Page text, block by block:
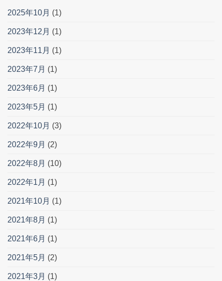
2025年10月 (1)
2023年12月 (1)
2023年11月 (1)
2023年7月 (1)
2023年6月 (1)
2023年5月 (1)
2022年10月 (3)
2022年9月 (2)
2022年8月 (10)
2022年1月 (1)
2021年10月 (1)
2021年8月 (1)
2021年6月 (1)
2021年5月 (2)
2021年3月 (1)